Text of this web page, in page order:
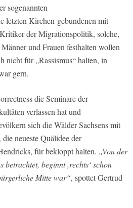
sogenannten
letzten Kirchen-gebundenen mit
der Migrationspolitik, solche,
und Frauen festhalten wollen
nicht für „Rassismus“ halten, in
gern.
die Seminare der
verlassen hat und
sich die Wälder Sachsens mit
neueste Quälidee der
für bekloppt halten. „Von der
betrachtet, beginnt ,rechts‘ schon
Mitte war“, spottet Gertrud